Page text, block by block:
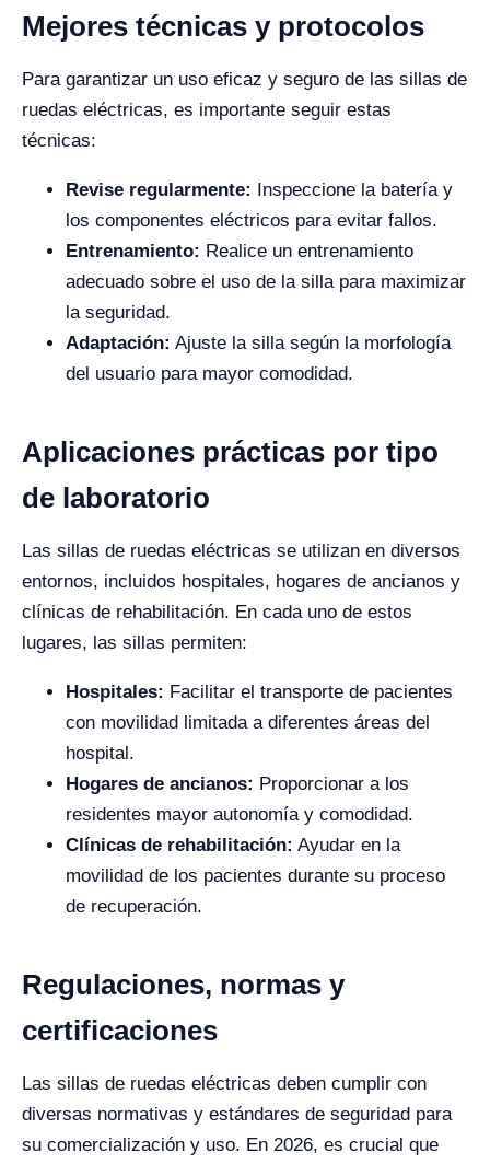
Mejores técnicas y protocolos
Para garantizar un uso eficaz y seguro de las sillas de
ruedas eléctricas, es importante seguir estas
técnicas:
Revise regularmente: Inspeccione la batería y
los componentes eléctricos para evitar fallos.
Entrenamiento: Realice un entrenamiento
adecuado sobre el uso de la silla para maximizar
la seguridad.
Adaptación: Ajuste la silla según la morfología
del usuario para mayor comodidad.
Aplicaciones prácticas por tipo
de laboratorio
Las sillas de ruedas eléctricas se utilizan en diversos
entornos, incluidos hospitales, hogares de ancianos y
clínicas de rehabilitación. En cada uno de estos
lugares, las sillas permiten:
Hospitales: Facilitar el transporte de pacientes
con movilidad limitada a diferentes áreas del
hospital.
Hogares de ancianos: Proporcionar a los
residentes mayor autonomía y comodidad.
Clínicas de rehabilitación: Ayudar en la
movilidad de los pacientes durante su proceso
de recuperación.
Regulaciones, normas y
certificaciones
Las sillas de ruedas eléctricas deben cumplir con
diversas normativas y estándares de seguridad para
su comercialización y uso. En 2026, es crucial que